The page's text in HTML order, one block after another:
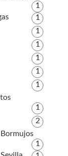
1
1
1
1
1
1
1
1
2
1